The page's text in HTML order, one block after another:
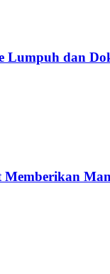
Lumpuh dan